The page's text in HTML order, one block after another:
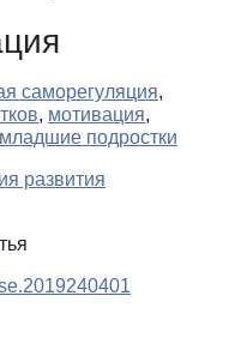
саморегуляция,
, мотивация,
младшие подростки
развития